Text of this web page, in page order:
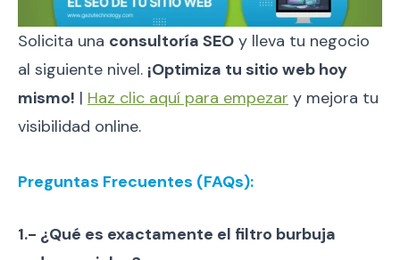
Solicita una consultoría SEO y lleva tu negocio
al siguiente nivel. ¡Optimiza tu sitio web hoy
mismo! | Haz clic aquí para empezar y mejora tu
visibilidad online.
Preguntas Frecuentes (FAQs):
1.- ¿Qué es exactamente el filtro burbuja